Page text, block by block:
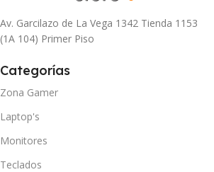
Av. Garcilazo de La Vega 1342 Tienda 1153
(1A 104) Primer Piso
Categorías
Zona Gamer
Laptop's
Monitores
Teclados